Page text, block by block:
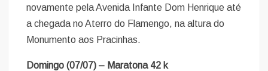
novamente pela Avenida Infante Dom Henrique até
a chegada no Aterro do Flamengo, na altura do
Monumento aos Pracinhas.
Domingo (07/07) – Maratona 42 k